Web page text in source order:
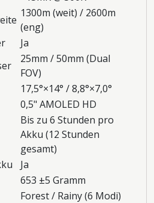
1300m (weit) / 2600m
(eng)
Ja
25mm / 50mm (Dual
FOV)
17,5°×14° / 8,8°×7,0°
0,5" AMOLED HD
Bis zu 6 Stunden pro
Akku (12 Stunden
gesamt)
Ja
653 ±5 Gramm
Forest / Rainy (6 Modi)